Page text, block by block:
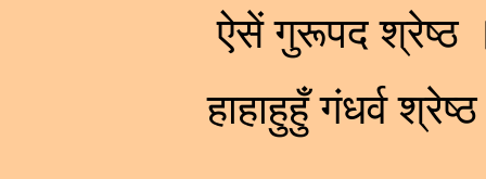
ऐसें गुरूपद श्रेष्ठ ।
हाहाहुहुँ गंधर्व